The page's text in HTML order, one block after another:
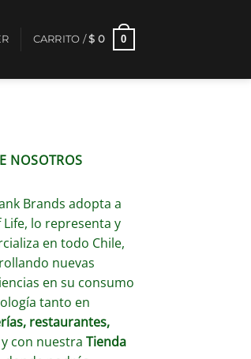
CARRITO /$ 0 0
NOSOTROS
Brands adopta a
Life, lo representa y
en todo Chile,
nuevas
en su consumo
tanto en
restaurantes,
y con nuestra Tienda